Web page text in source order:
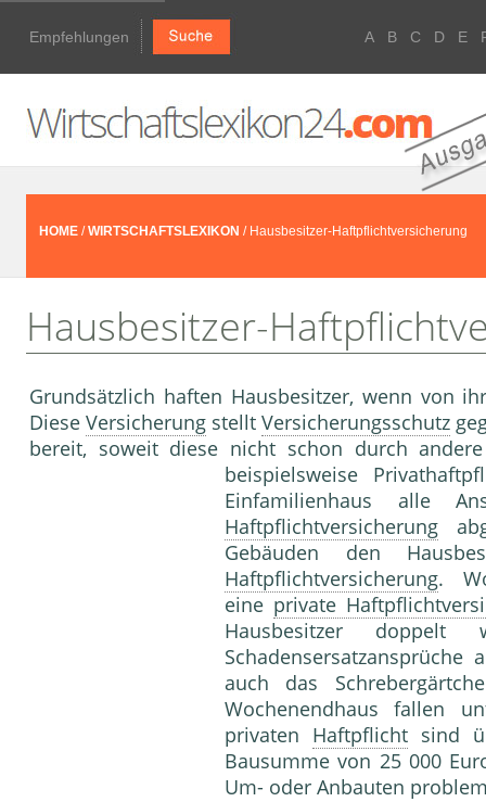
Empfehlungen A B C D E
HOME /WIRTSCHAFTSLEXIKON / Hausbesitzer-Haftpflichtversicherung
Hausbesitzer-
Grundsätzlich haften Hausbesitzer, wenn von
DieseVersicherung stelltVersicherungsschutz
bereit, soweit diese nicht schon durch
beispielsweise
Einfamilienhaus alle
Haftpflichtversicherung
Gebäuden den
Haftpflichtversicherung.
eine private
Hausbesitzer
auch das
Wochenendhaus fallen
privaten Haftpflicht sind
Bausumme von 25 000
Um- oder Anbauten